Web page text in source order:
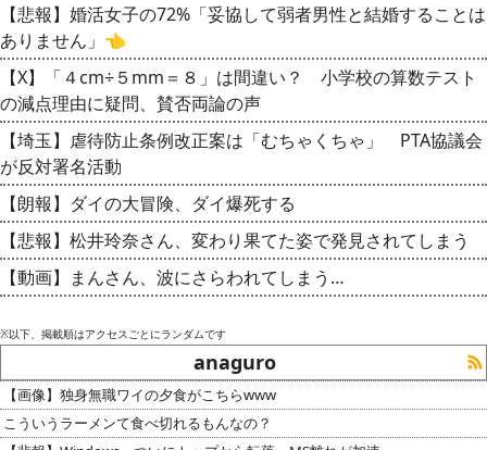
【悲報】婚活女子の72%「妥協して弱者男性と結婚することは
ありません」👈
【X】「４cm÷５mm＝８」は間違い？ 小学校の算数テスト
の減点理由に疑問、賛否両論の声
【埼玉】虐待防止条例改正案は「むちゃくちゃ」 PTA協議会
が反対署名活動
【朗報】ダイの大冒険、ダイ爆死する
【悲報】松井玲奈さん、変わり果てた姿で発見されてしまう
【動画】まんさん、波にさらわれてしまう…
※以下、掲載順はアクセスごとにランダムです
anaguro
【画像】独身無職ワイの夕食がこちらwww
こういうラーメンて食べ切れるもんなの？